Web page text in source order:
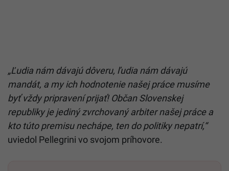
„Ľudia nám dávajú dôveru, ľudia nám dávajú
mandát, a my ich hodnotenie našej práce musíme
byť vždy pripravení prijať! Občan Slovenskej
republiky je jediný zvrchovaný arbiter našej práce a
kto túto premisu nechápe, ten do politiky nepatrí,“
uviedol Pellegrini vo svojom príhovore.